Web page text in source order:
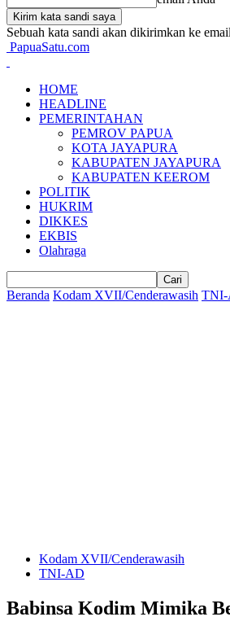
Sebuah kata sandi akan dikirimkan ke
PapuaSatu.com
HOME
HEADLINE
PEMERINTAHAN
PEMROV PAPUA
KOTA JAYAPURA
KABUPATEN JAYAPURA
KABUPATEN KEEROM
POLITIK
HUKRIM
DIKKES
EKBIS
Olahraga
Beranda Kodam XVII/Cenderawasih
Kodam XVII/Cenderawasih
TNI-AD
Babinsa Kodim Mimika